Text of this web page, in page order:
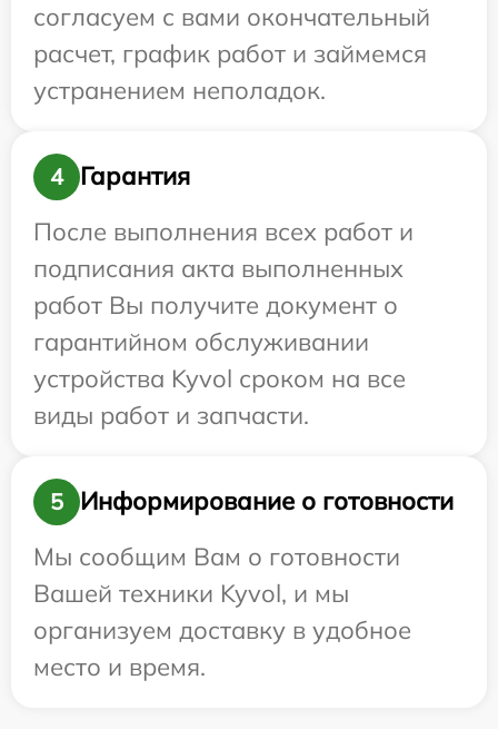
согласуем с вами окончательный
расчет, график работ и займемся
устранением неполадок.
4
Гарантия
После выполнения всех работ и
подписания акта выполненных
работ Вы получите документ о
гарантийном обслуживании
устройства Kyvol сроком на все
виды работ и запчасти.
5
Информирование о готовности
Мы сообщим Вам о готовности
Вашей техники Kyvol, и мы
организуем доставку в удобное
место и время.